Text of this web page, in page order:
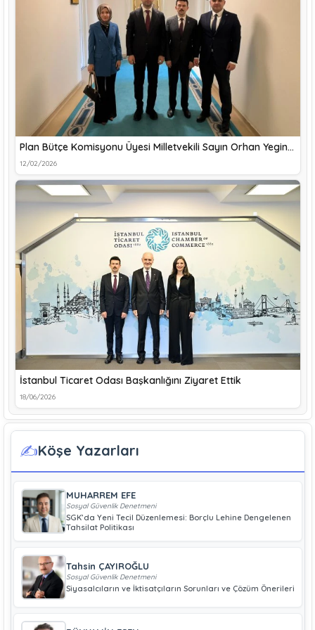
Plan Bütçe Komisyonu Üyesi Milletvekili Sayın Orhan Yegin…
12/02/2026
İstanbul Ticaret Odası Başkanlığını Ziyaret Ettik
18/06/2026
✍️Köşe Yazarları
MUHARREM EFE
Sosyal Güvenlik Denetmeni
SGK’da Yeni Tecil Düzenlemesi: Borçlu Lehine Dengelenen
Tahsilat Politikası
Tahsin ÇAYIROĞLU
Sosyal Güvenlik Denetmeni
Siyasalcıların ve İktisatçıların Sorunları ve Çözüm Önerileri